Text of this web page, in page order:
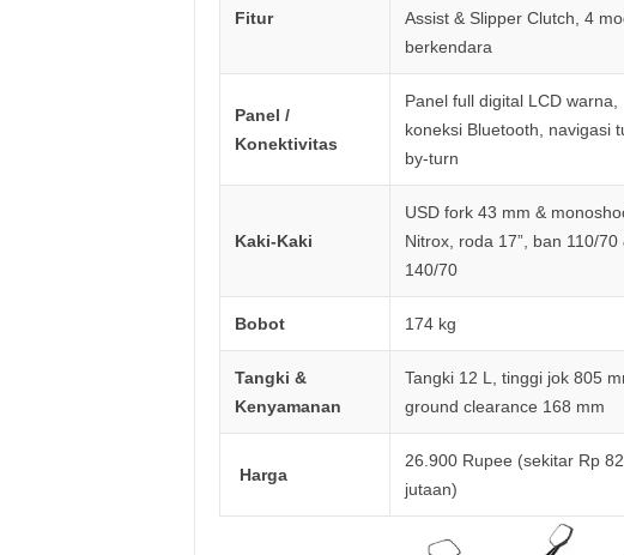
Fitur
Assist & Slipper Clutch, 4
berkendara
Panel /
Konektivitas
Panel full digital LCD warna,
koneksi Bluetooth, navigasi
by-turn
Kaki-Kaki
USD fork 43 mm &
Nitrox, roda 17”, ban 110/70
140/70
Bobot 174 kg
Tangki &
Kenyamanan
Tangki 12 L, tinggi jok 805
ground clearance 168 mm
Harga
26.900 Rupee (sekitar Rp
jutaan)